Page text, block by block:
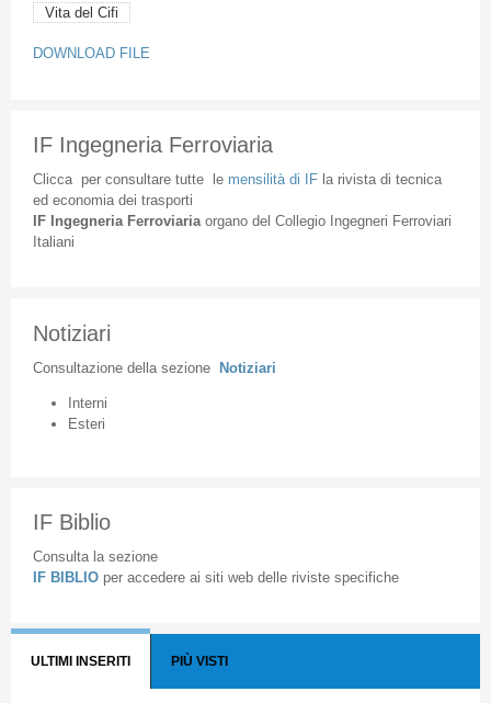
Vita del Cifi
DOWNLOAD FILE
IF Ingegneria Ferroviaria
Cliccaper consultare tuttele mensilità di IFla rivista di tecnica
ed economia dei trasporti
IF Ingegneria Ferroviaria organodel Collegio Ingegneri Ferroviari
Italiani
Notiziari
Consultazione della sezione Notiziari
Interni
Esteri
IF Biblio
Consulta la sezione
IF BIBLIO per accedere ai siti web delle riviste specifiche
ULTIMI INSERITI PIÙ VISTI